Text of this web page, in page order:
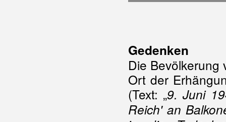
Gedenken
Die Bevölkerung
Ort der
(Text: „9. Juni
Reich' an